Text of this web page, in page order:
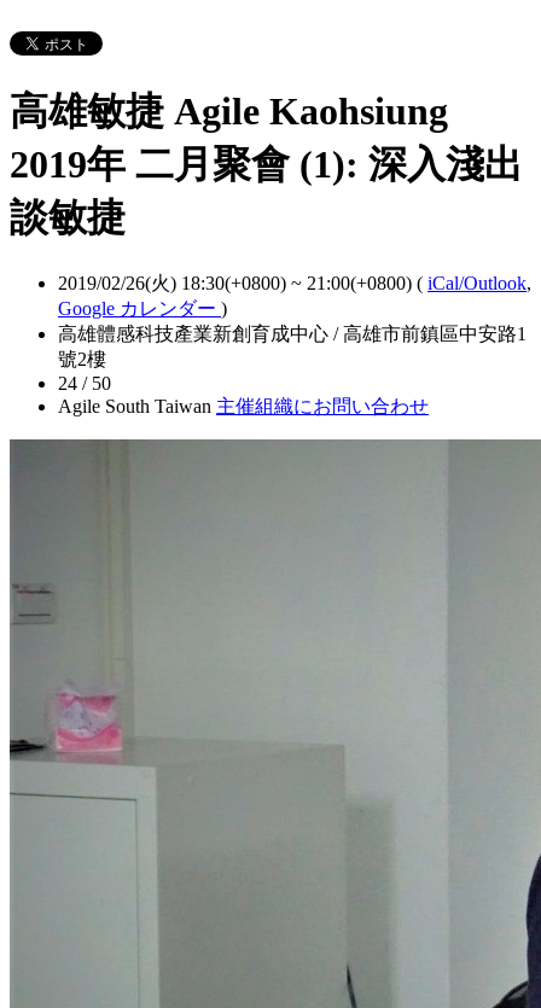
高雄敏捷 Agile Kaohsiung
2019年 二月聚會 (1): 深入淺出
談敏捷
2019/02/26(火) 18:30(+0800) ~ 21:00(+0800) ( iCal/Outlook,
Google カレンダー )
高雄體感科技產業新創育成中心 / 高雄市前鎮區中安路1
號2樓
24 / 50
Agile South Taiwan 主催組織にお問い合わせ